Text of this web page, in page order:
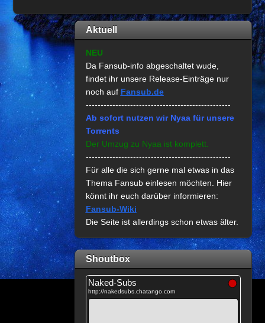
Aktuell
NEU
Da Fansub-info abgeschaltet wude,
findet ihr unsere Release-Einträge nur
noch auf Fansub.de
-------------------------------------------------
Ab sofort nutzen wir Nyaa für unsere
Torrents
Der Umzug zu Nyaa ist komplett.
-------------------------------------------------
Für alle die sich gerne mal etwas in das
Thema Fansub einlesen möchten. Hier
könnt ihr euch darüber informieren:
Fansub-Wiki
Die Seite ist allerdings schon etwas älter.
Shoutbox